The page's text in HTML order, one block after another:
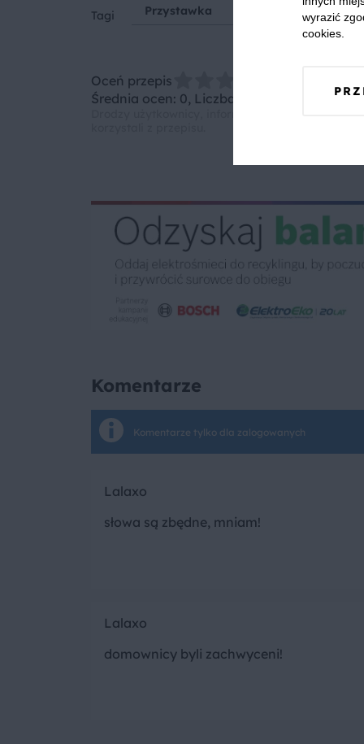
Tagi Przystawka Piekarniki
Oceń przepis
Średnia ocen: 0, Liczba ocen: 0
Komentarze
Komentarze tylko dla zalogowanych
Lalaxo
słowa są zbędne, mniam!
Lalaxo
domownicy byli zachwyceni!
wyrazić
cookies.